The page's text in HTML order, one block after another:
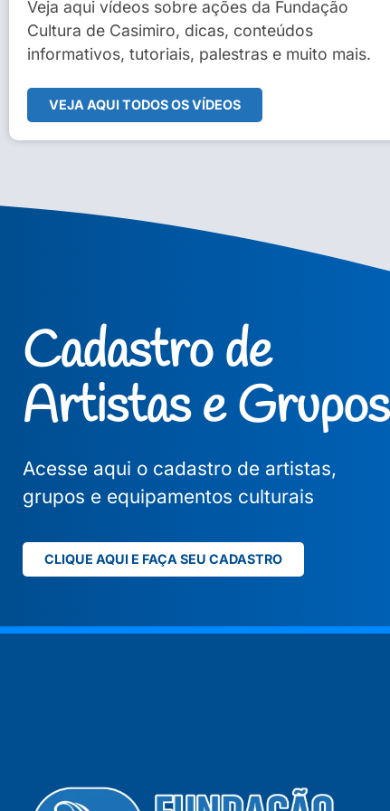
Veja aqui vídeos sobre ações da Fundação
Cultura de Casimiro, dicas, conteúdos
informativos, tutoriais, palestras e muito mais.
VEJA AQUI TODOS OS VÍDEOS
Sidney Macedo de Oliveira
Veja Vídeo Completo
Cadastro de
Artistas e Grupos
Acesse aqui o cadastro de artistas,
grupos e equipamentos culturais
CLIQUE AQUI E FAÇA SEU CADASTRO